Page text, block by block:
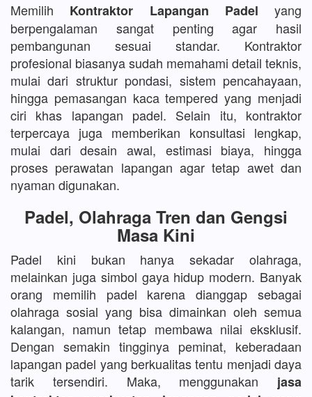
Memilih Kontraktor Lapangan Padel yang
berpengalaman sangat penting agar hasil
pembangunan sesuai standar. Kontraktor
profesional biasanya sudah memahami detail teknis,
mulai dari struktur pondasi, sistem pencahayaan,
hingga pemasangan kaca tempered yang menjadi
ciri khas lapangan padel. Selain itu, kontraktor
terpercaya juga memberikan konsultasi lengkap,
mulai dari desain awal, estimasi biaya, hingga
proses perawatan lapangan agar tetap awet dan
nyaman digunakan.
Padel, Olahraga Tren dan Gengsi
Masa Kini
Padel kini bukan hanya sekadar olahraga,
melainkan juga simbol gaya hidup modern. Banyak
orang memilih padel karena dianggap sebagai
olahraga sosial yang bisa dimainkan oleh semua
kalangan, namun tetap membawa nilai eksklusif.
Dengan semakin tingginya peminat, keberadaan
lapangan padel yang berkualitas tentu menjadi daya
tarik tersendiri. Maka, menggunakan jasa